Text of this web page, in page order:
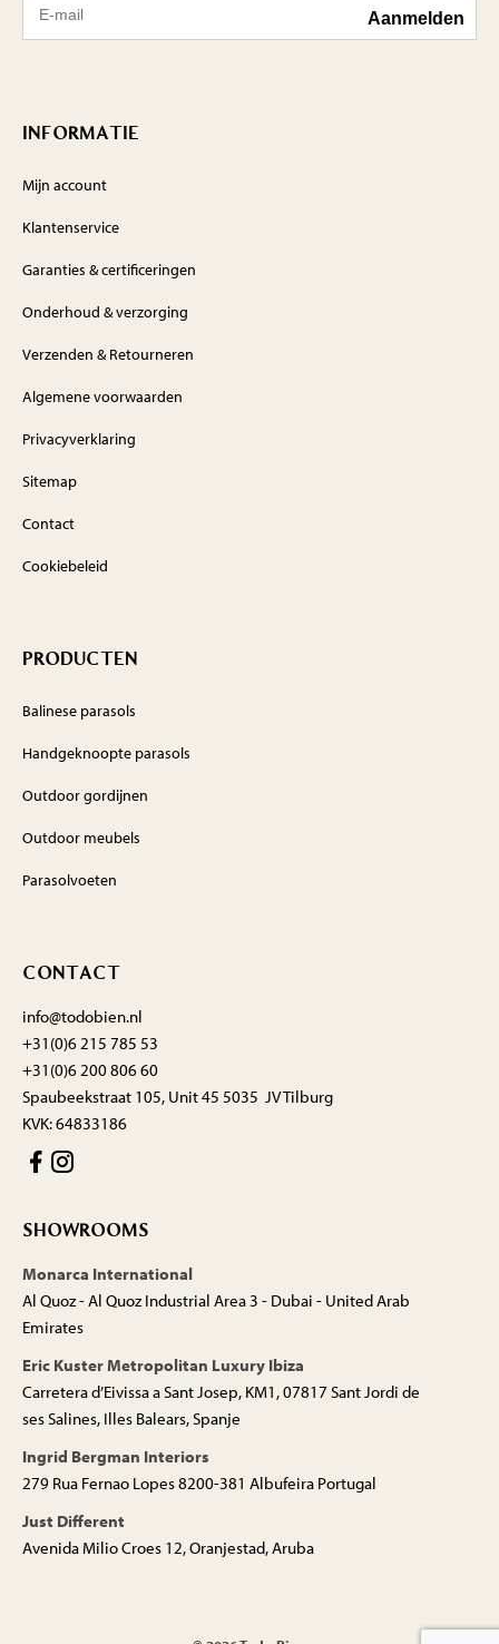
INFORMATIE
Mijn account
Klantenservice
Garanties & certificeringen
Onderhoud & verzorging
Verzenden & Retourneren
Algemene voorwaarden
Privacyverklaring
Sitemap
Contact
Cookiebeleid
PRODUCTEN
Balinese parasols
Handgeknoopte parasols
Outdoor gordijnen
Outdoor meubels
Parasolvoeten
CONTACT
info@todobien.nl
+31(0)6 215 785 53
+31(0)6 200 806 60
Spaubeekstraat 105, Unit 45 5035 JV Tilburg
KVK: 64833186
SHOWROOMS
Monarca International
Al Quoz - Al Quoz Industrial Area 3 - Dubai - United Arab
Emirates
Eric Kuster Metropolitan Luxury Ibiza
Carretera d’Eivissa a Sant Josep, KM1, 07817 Sant Jordi de
ses Salines, Illes Balears, Spanje
Ingrid Bergman Interiors
279 Rua Fernao Lopes 8200-381 Albufeira Portugal
Just Different
Avenida Milio Croes 12, Oranjestad, Aruba